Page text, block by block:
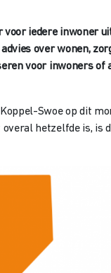
voor iedere inwoner
over wonen,
voor inwoners of
Swoe op dit
overal hetzelfde is, is